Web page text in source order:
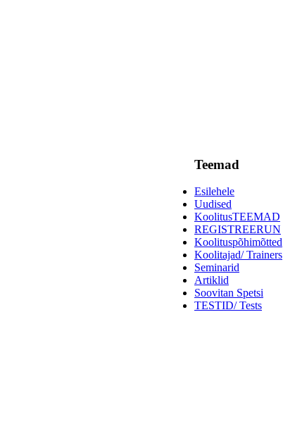
Teemad
Esilehele
Uudised
KoolitusTEEMAD
REGISTREERUN
Koolituspõhimõtted
Koolitajad/ Trainers
Seminarid
Artiklid
Soovitan Spetsi
TESTID/ Tests